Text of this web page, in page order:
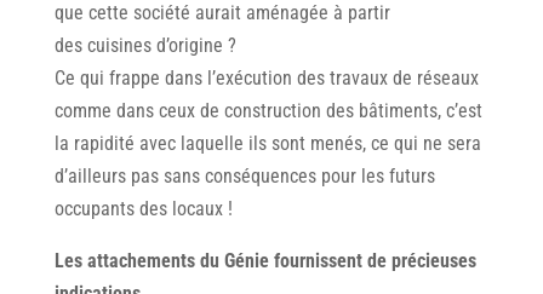
que cette société aurait aménagée à partir
des cuisines d’origine ?
Ce qui frappe dans l’exécution des travaux de réseaux
comme dans ceux de construction des bâtiments, c’est
la rapidité avec laquelle ils sont menés, ce qui ne sera
d’ailleurs pas sans conséquences pour les futurs
occupants des locaux !
Les attachements du Génie fournissent de précieuses